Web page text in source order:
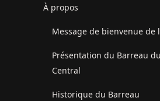
À propos
Message de bienvenue de
Présentation du Barreau
Central
Historique du Barreau